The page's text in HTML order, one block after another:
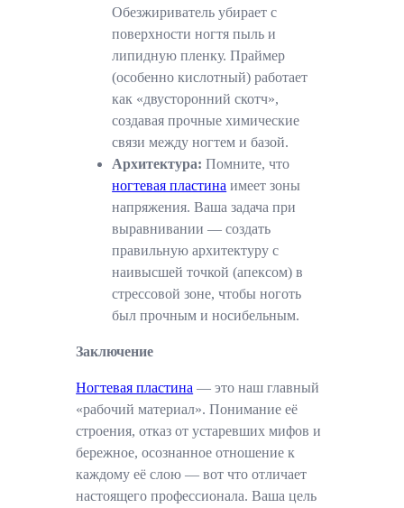
Обезжириватель убирает с
поверхности ногтя пыль и
липидную пленку. Праймер
(особенно кислотный) работает
как «двусторонний скотч»,
создавая прочные химические
связи между ногтем и базой.
Архитектура: Помните, что
ногтевая пластина имеет зоны
напряжения. Ваша задача при
выравнивании — создать
правильную архитектуру с
наивысшей точкой (апексом) в
стрессовой зоне, чтобы ноготь
был прочным и носибельным.
Заключение
Ногтевая пластина — это наш главный
«рабочий материал». Понимание её
строения, отказ от устаревших мифов и
бережное, осознанное отношение к
каждому её слою — вот что отличает
настоящего профессионала. Ваша цель